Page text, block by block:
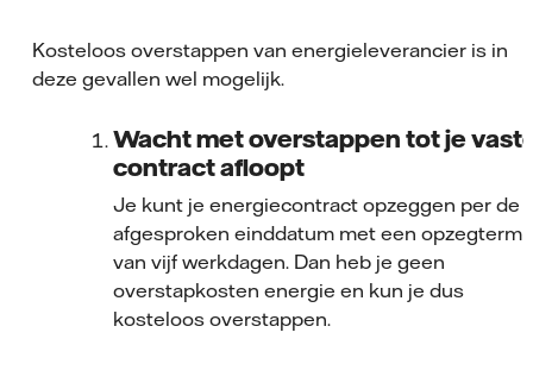
Kosteloos overstappen van energieleverancier is in
deze gevallen wel mogelijk.
Wacht met overstappen tot je
contract afloopt
Je kunt je energiecontract opzeggen per de
afgesproken einddatum met een
van vijfwerkdagen. Dan heb je geen
overstapkosten energie en kun je dus
kosteloos overstappen.